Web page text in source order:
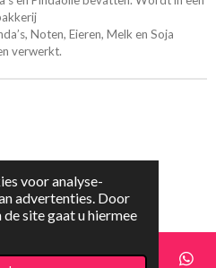
voor analyse-
advertenties. Door
site gaat u hiermee
Noten, Eieren, Melk en Soja
verwerkt.